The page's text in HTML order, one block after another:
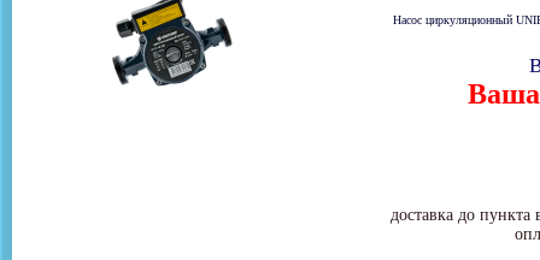
Насос циркуляционный
Ваша
доставка до